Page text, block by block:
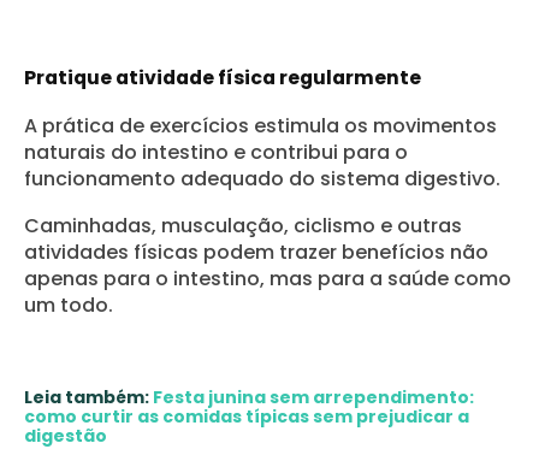
Pratique atividade física regularmente
A prática de exercícios estimula os movimentos
naturais do intestino e contribui para o
funcionamento adequado do sistema digestivo.
Caminhadas, musculação, ciclismo e outras
atividades físicas podem trazer benefícios não
apenas para o intestino, mas para a saúde como
um todo.
Leia também: Festa junina sem arrependimento:
como curtir as comidas típicas sem prejudicar a
digestão